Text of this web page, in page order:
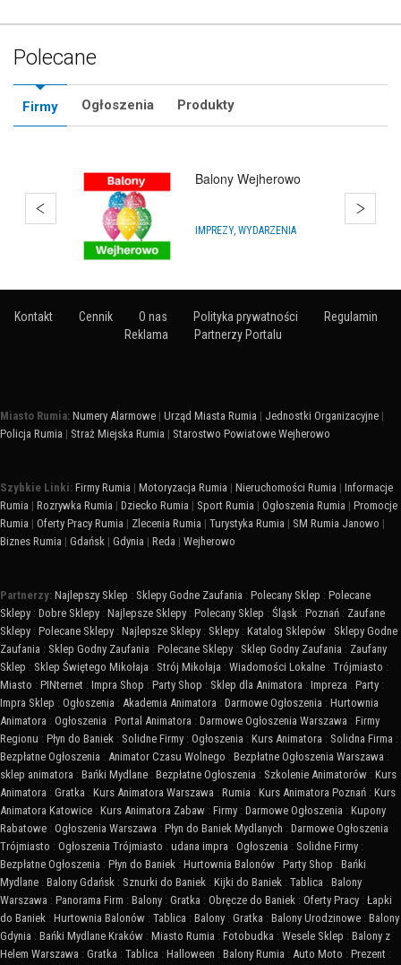
Polecane
Firmy Ogłoszenia Produkty
Bańki Mydlane Rumia
HURTOWNIE
Kontakt Cennik O nas Polityka prywatności
Regulamin
Reklama
Partnerzy Portalu
Miasto Rumia: Numery Alarmowe | Urząd Miasta Rumia | Jednostki Organizacyjne |
Policja Rumia | Straż Miejska Rumia | Starostwo Powiatowe Wejherowo
Szybkie Linki: Firmy Rumia | Motoryzacja Rumia | Nieruchomości Rumia | Informacje
Rumia | Rozrywka Rumia | Dziecko Rumia | Sport Rumia | Ogłoszenia Rumia | Promocje
Rumia | Oferty Pracy Rumia | Zlecenia Rumia | Turystyka Rumia | SM Rumia Janowo |
Biznes Rumia | Gdańsk | Gdynia | Reda | Wejherowo
Partnerzy: Najlepszy Sklep : Sklepy Godne Zaufania : Polecany Sklep : Polecane
Sklepy : Dobre Sklepy : Najlepsze Sklepy : Polecany Sklep : Śląsk : Poznań : Zaufane
Sklepy : Polecane Sklepy : Najlepsze Sklepy : Sklepy : Katalog Sklepów : Sklepy Godne
Zaufania : Sklep Godny Zaufania : Polecane Sklepy : Sklep Godny Zaufania : Zaufany
Sklep : Sklep Świętego Mikołaja : Strój Mikołaja : Wiadomości Lokalne : Trójmiasto :
Miasto : PINternet : Impra Shop : Party Shop : Sklep dla Animatora : Impreza : Party :
Impra Sklep : Ogłoszenia : Akademia Animatora : Darmowe Ogłoszenia : Hurtownia
Animatora : Ogłoszenia : Portal Animatora : Darmowe Ogłoszenia Warszawa : Firmy
Regionu : Płyn do Baniek : Solidne Firmy : Ogłoszenia : Kurs Animatora : Solidna Firma :
Bezpłatne Ogłoszenia : Animator Czasu Wolnego : Bezpłatne Ogłoszenia Warszawa :
sklep animatora : Bańki Mydlane : Bezpłatne Ogłoszenia : Szkolenie Animatorów : Kurs
Animatora : Gratka : Kurs Animatora Warszawa : Rumia : Kurs Animatora Poznań : Kurs
Animatora Katowice : Kurs Animatora Zabaw : Firmy : Darmowe Ogłoszenia : Kupony
Rabatowe : Ogłoszenia Warszawa : Płyn do Baniek Mydlanych : Darmowe Ogłoszenia
Trójmiasto : Ogłoszenia Trójmiasto : udana impra : Ogłoszenia : Solidne Firmy :
Bezpłatne Ogłoszenia : Płyn do Baniek : Hurtownia Balonów : Party Shop : Bańki
Mydlane : Balony Gdańsk : Sznurki do Baniek : Kijki do Baniek : Tablica : Balony
Warszawa : Panorama Firm : Balony : Gratka : Obręcze do Baniek : Oferty Pracy : Łapki
do Baniek : Hurtownia Balonów : Tablica : Balony : Gratka : Balony Urodzinowe : Balony
Gdynia : Bańki Mydlane Kraków : Miasto Rumia : Fotobudka : Wesele Sklep : Balony z
Helem Warszawa : Gratka : Tablica : Halloween : Balony Rumia : Auto Moto : Prezent :